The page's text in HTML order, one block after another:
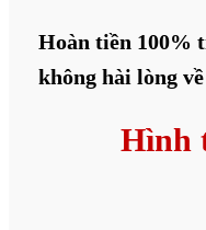
Hoàn tiền 100%
không hài lòng
Hình